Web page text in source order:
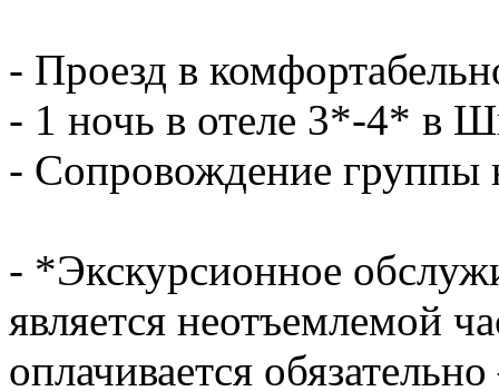
- Проезд в
- 1 ночь в отеле 3*-4* в
- Сопровождение группы
- *Экскурсионное
является неотъемлемой
оплачивается